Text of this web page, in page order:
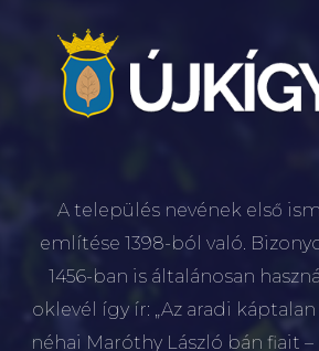
A település nevének első
említése 1398-ból való.
1456-ban is általánosan
oklevél így ír: „Az aradi
néhai Maróthy László bán fiait